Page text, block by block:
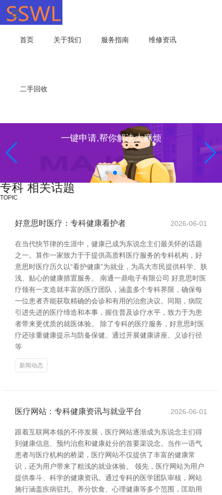
首页 关于我们 服务指南 维修资讯
二手回收
一键申请,帮你解决大麻烦
专科 相关话题
TOPIC
好意思时医疗：专科健康看护者 2026-06-01
在当代快节律的生涯中，健康已成为东说念主们最关怀的话题
之一。算作一家致力于于提供高质料医疗服务的专科机构，好
意思时医疗历久以“看护健康”为就业，为高大市民提供科学、肤
浅、贴心的健康措置服务。 南通一鼎电子有限公司 好意思时医
疗领有一支造就丰富的医疗团队，涵盖多个专科界限，确保每
一位患者齐能获取精确的会诊和有用的治愈决议。同期，病院
引进先进的医疗缔造和本事，握住普及诊疗水平，致力于为患
者带来更优质的就医体验。 除了专科的医疗服务，好意思时医
疗还珍重健康提示与防备保健。通过开展健康讲座、义诊行径
等
新闻动态
医疗网站：专科健康资讯与就业平台 2026-06-01
跟着互联网本领的不停发展，医疗网站逐渐成为东说念主们得
到健康信息、预约治愈和健康处分的首要渠说念。当作一语气
患者与医疗机构的桥梁，医疗网站不仅提供了丰富的健康常
识，还为用户带来了粗浅的就业体验。 领先，医疗网站为用户
提供泰斗、科学的健康资讯。通过专科的医学团队审核，网站
施行涵盖疾病驻扎、养分饮食、心理健康等多个范围，匡助用